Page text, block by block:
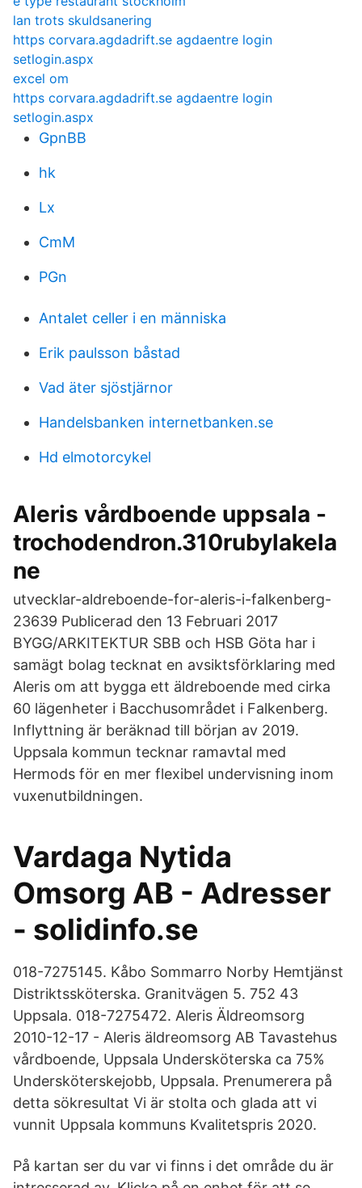
lan trots skuldsanering
https corvara.agdadrift.se agdaentre login
setlogin.aspx
excel om
https corvara.agdadrift.se agdaentre login
setlogin.aspx
GpnBB
hk
Lx
CmM
PGn
Antalet celler i en människa
Erik paulsson båstad
Vad äter sjöstjärnor
Handelsbanken internetbanken.se
Hd elmotorcykel
Aleris vårdboende uppsala -
trochodendron.310rubylakela
ne
utvecklar-aldreboende-for-aleris-i-falkenberg-
23639 Publicerad den 13 Februari 2017
BYGG/ARKITEKTUR SBB och HSB Göta har i
samägt bolag tecknat en avsiktsförklaring med
Aleris om att bygga ett äldreboende med cirka
60 lägenheter i Bacchusområdet i Falkenberg.
Inflyttning är beräknad till början av 2019.
Uppsala kommun tecknar ramavtal med
Hermods för en mer flexibel undervisning inom
vuxenutbildningen.
Vardaga Nytida
Omsorg AB - Adresser
- solidinfo.se
018-7275145. Kåbo Sommarro Norby Hemtjänst
Distriktssköterska. Granitvägen 5. 752 43
Uppsala. 018-7275472. Aleris Äldreomsorg
2010-12-17 - Aleris äldreomsorg AB Tavastehus
vårdboende, Uppsala Undersköterska ca 75%
Undersköterskejobb, Uppsala. Prenumerera på
detta sökresultat Vi är stolta och glada att vi
vunnit Uppsala kommuns Kvalitetspris 2020.
På kartan ser du var vi finns i det område du är